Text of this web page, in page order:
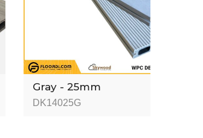
Gray - 25mm
DK14025G